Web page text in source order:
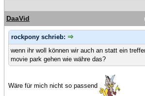
DaaVid
rockpony schrieb:
wenn ihr woll können wir auch an statt ein
movie park gehen wie währe das?
Wäre für mich nicht so passend